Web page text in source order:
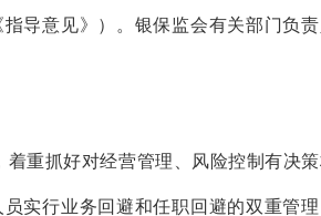
导意见》）。银保监会有关部门负
着重抓好对经营管理、风险控制有决
实行业务回避和任职回避的双重管